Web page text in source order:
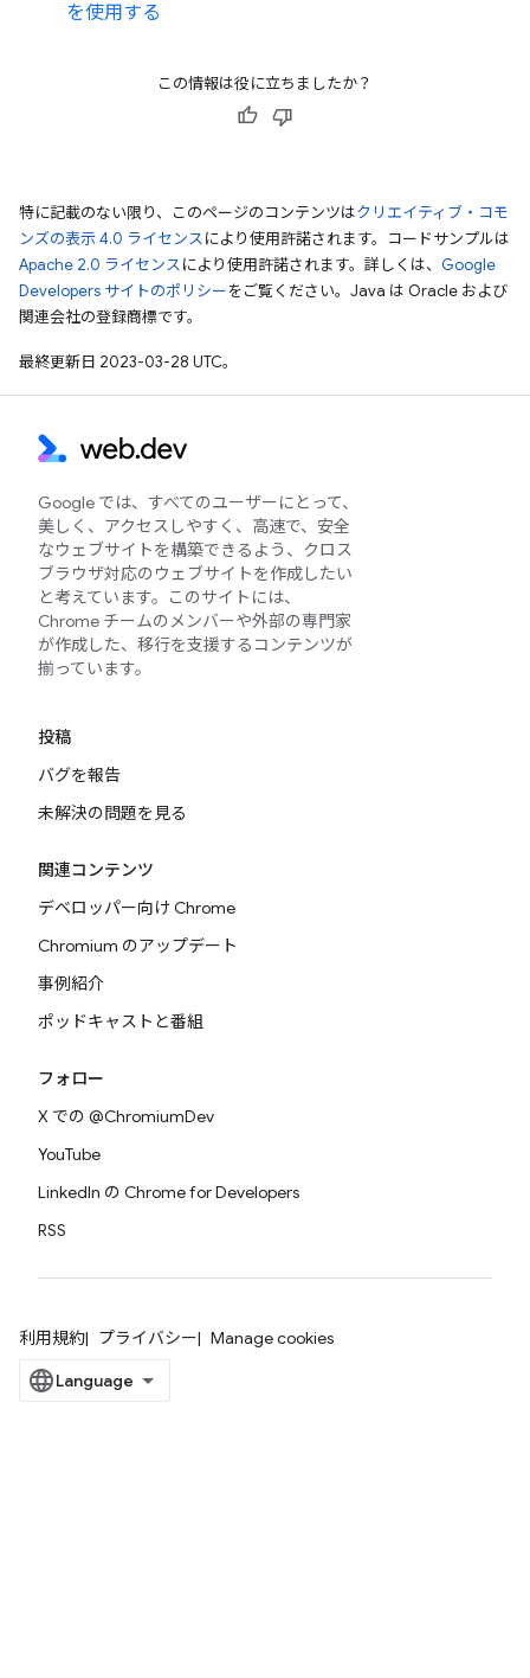
を使用する
この情報は役に立ちましたか？
特に記載のない限り、このページのコンテンツはクリエイティブ・コモ
ンズの表示 4.0 ライセンスにより使用許諾されます。コードサンプルは
Apache 2.0 ライセンスにより使用許諾されます。詳しくは、 Google
Developers サイトのポリシーをご覧ください。Java は Oracle および
関連会社の登録商標です。
最終更新日 2023-03-28 UTC。
Google では、すべてのユーザーにとって、
美しく、アクセスしやすく、高速で、安全
なウェブサイトを構築できるよう、クロス
ブラウザ対応のウェブサイトを作成したい
と考えています。このサイトには、
Chrome チームのメンバーや外部の専門家
が作成した、移行を支援するコンテンツが
揃っています。
投稿
バグを報告
未解決の問題を見る
関連コンテンツ
デベロッパー向け Chrome
Chromium のアップデート
事例紹介
ポッドキャストと番組
フォロー
X での @ChromiumDev
YouTube
LinkedIn の Chrome for Developers
RSS
利用規約 プライバシー Manage cookies